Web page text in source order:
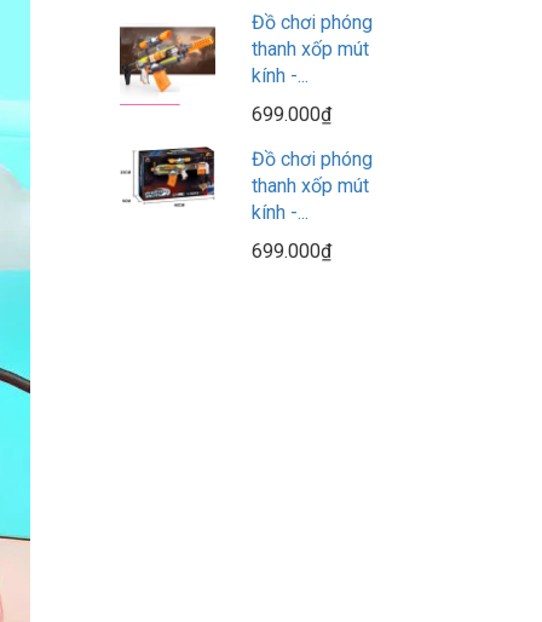
Đồ chơi phóng
thanh xốp mút
kính -...
699.000₫
Đồ chơi phóng
thanh xốp mút
kính -...
699.000₫